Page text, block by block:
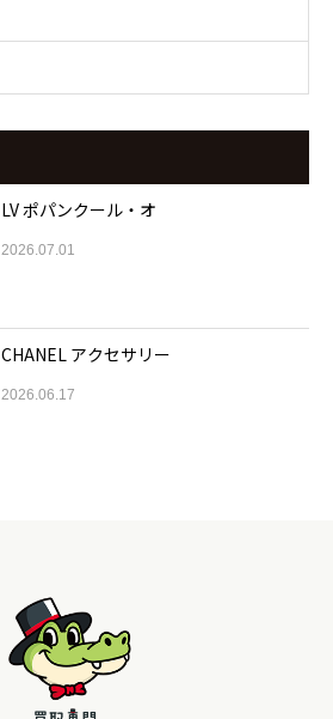
LV ポパンクール・オ
2026.07.01
CHANEL アクセサリー
2026.06.17